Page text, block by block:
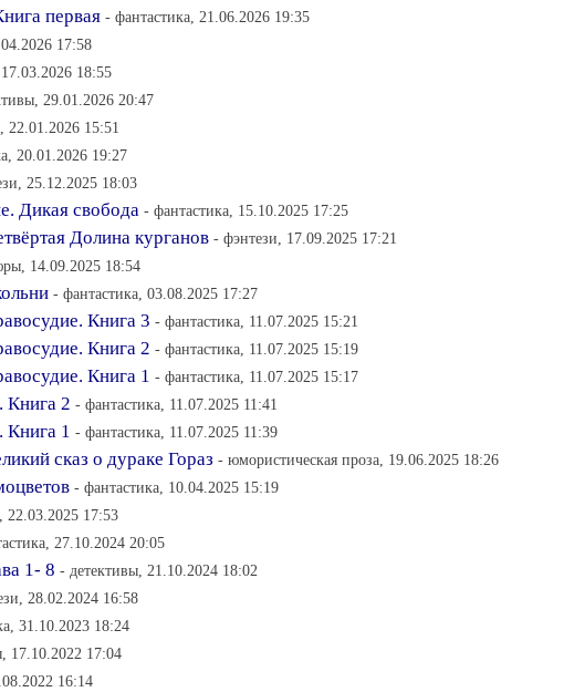
первая - фантастика, 21.06.2026 19:35
17:58
18:55
29.01.2026 20:47
15:51
20.01.2026 19:27
25.12.2025 18:03
Дикая свобода - фантастика, 15.10.2025 17:25
Долина курганов - фэнтези, 17.09.2025 17:21
14.09.2025 18:54
- фантастика, 03.08.2025 17:27
Книга 3 - фантастика, 11.07.2025 15:21
Книга 2 - фантастика, 11.07.2025 15:19
Книга 1 - фантастика, 11.07.2025 15:17
Книга 2 - фантастика, 11.07.2025 11:41
Книга 1 - фантастика, 11.07.2025 11:39
сказ о дураке Гораз - юмористическая проза, 19.06.2025 18:26
- фантастика, 10.04.2025 15:19
22.03.2025 17:53
27.10.2024 20:05
1- 8 - детективы, 21.10.2024 18:02
28.02.2024 16:58
31.10.2023 18:24
17.10.2022 17:04
16:14